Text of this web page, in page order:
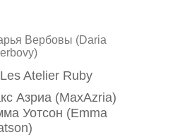
Уотсон (Emma
Азриа (MaxAzria)
Les Atelier Ruby
Вербовы (Daria